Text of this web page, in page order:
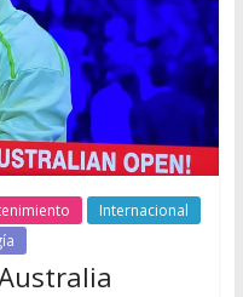
Internacional